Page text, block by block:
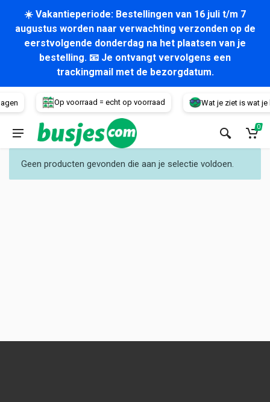
☀️ Vakantieperiode: Bestellingen van 16 juli t/m 7
augustus worden naar verwachting verzonden op de
eerstvolgende donderdag na het plaatsen van je
bestelling. 📧 Je ontvangt vervolgens een
trackingmail met de bezorgdatum.
Op voorraad = echt op voorraad Wat je ziet is wat je
Voertuig
0
Geen producten gevonden die aan je selectie voldoen.